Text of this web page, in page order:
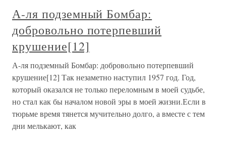
А-ля подземный Бомбар:
добровольно потерпевший
крушение[12]
А-ля подземный Бомбар: добровольно потерпевший
крушение[12] Так незаметно наступил 1957 год. Год,
который оказался не только переломным в моей судьбе,
но стал как бы началом новой эры в моей жизни.Если в
тюрьме время тянется мучительно долго, а вместе с тем
дни мелькают, как